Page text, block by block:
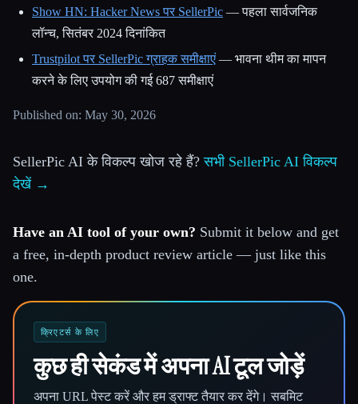
Show HN: Hacker News पर SellerPic — पहला सार्वजनिक
लॉन्च, सितंबर 2024 दिनांकित
Trustpilot पर SellerPic ग्राहक समीक्षाएं — भावना थीम का मापन
करने के लिए उपयोग की गई 687 समीक्षाएं
Published on: May 30, 2026
SellerPic AI के विकल्प खोज रहे हैं?सभी SellerPic AI विकल्प
देखें →
Have an AI tool of your own? Submit it below and get
a free, in-depth product review article — just like this
one.
क्रिएटर्स के लिए
कुछ ही सेकंड में अपना AI टूल जोड़ें
अपना URL पेस्ट करें और हम ड्राफ्ट तैयार कर देंगे। सबमिट